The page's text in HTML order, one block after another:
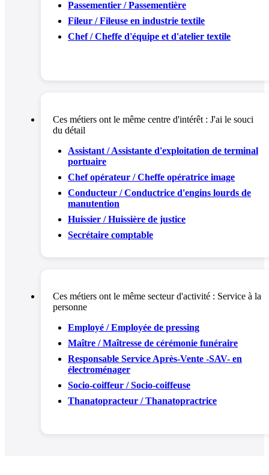
Passementier / Passementière
Fileur / Fileuse en industrie textile
Chef / Cheffe d'équipe et d'atelier textile
Ces métiers ont le même centre d'intérêt : J'ai le souci
du détail
Assistant / Assistante d'exploitation de terminal
portuaire
Chef opérateur / Cheffe opératrice image
Conducteur / Conductrice d'engins lourds de
manutention
Huissier / Huissière de justice
Secrétaire comptable
Ces métiers ont le même secteur d'activité : Service à la
personne
Employé / Employée de pressing
Maître / Maîtresse de cérémonie funéraire
Responsable Service Après-Vente -SAV- en
électroménager
Socio-coiffeur / Socio-coiffeuse
Thanatopracteur / Thanatopractrice